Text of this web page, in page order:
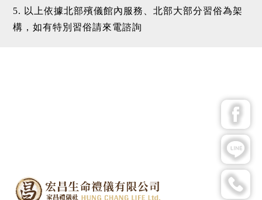
5. 以上依據北部殯儀館內服務、北部大部分習俗為架
構，如有特別習俗請來電諮詢